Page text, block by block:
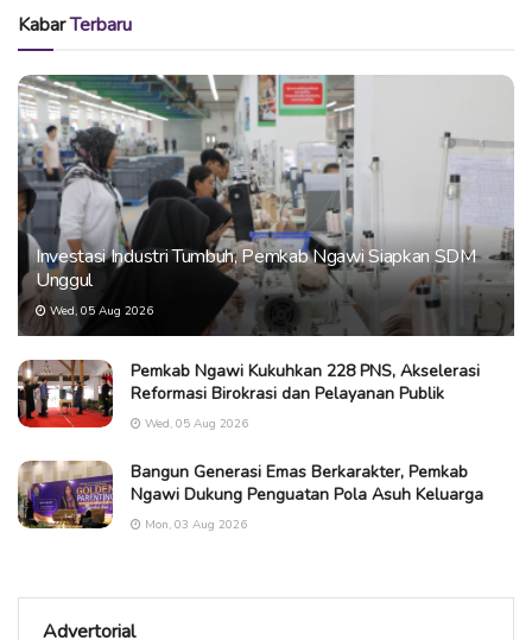
KabarTerbaru
Investasi Industri Tumbuh, Pemkab Ngawi Siapkan SDM
Unggul
Wed, 05 Aug 2026
Pemkab Ngawi Kukuhkan 228 PNS, Akselerasi
Reformasi Birokrasi dan Pelayanan Publik
Wed, 05 Aug 2026
Bangun Generasi Emas Berkarakter, Pemkab
Ngawi Dukung Penguatan Pola Asuh Keluarga
Mon, 03 Aug 2026
Advertorial